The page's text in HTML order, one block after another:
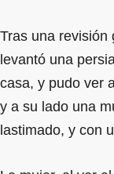
Tras una revisión
levantó una
casa, y pudo ver
y a su lado una
lastimado, y con